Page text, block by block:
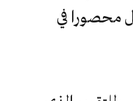
محصورا في